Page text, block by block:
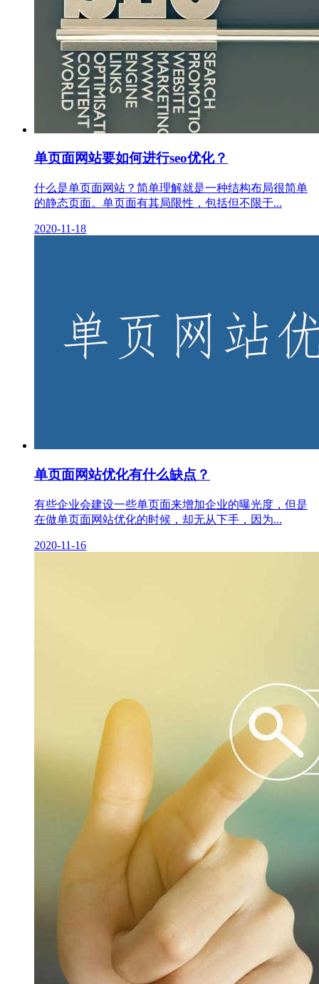
单页面网站要如何进行seo优化？
什么是单页面网站？简单理解就是一种结构布局很简单
的静态页面。单页面有其局限性，包括但不限于...
2020-11-18
单页面网站优化有什么缺点？
有些企业会建设一些单页面来增加企业的曝光度，但是
在做单页面网站优化的时候，却无从下手，因为...
2020-11-16